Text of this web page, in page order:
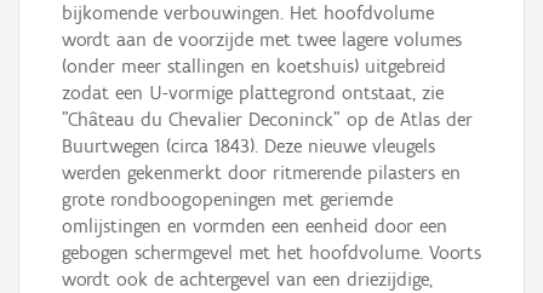
bijkomende verbouwingen. Het hoofdvolume
wordt aan de voorzijde met twee lagere volumes
(onder meer stallingen en koetshuis) uitgebreid
zodat een U-vormige plattegrond ontstaat, zie
"Château du Chevalier Deconinck" op de Atlas der
Buurtwegen (circa 1843). Deze nieuwe vleugels
werden gekenmerkt door ritmerende pilasters en
grote rondboogopeningen met geriemde
omlijstingen en vormden een eenheid door een
gebogen schermgevel met het hoofdvolume. Voorts
wordt ook de achtergevel van een driezijdige,